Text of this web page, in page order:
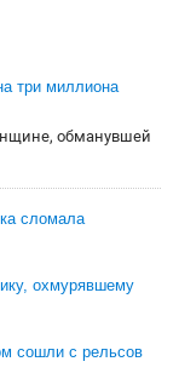
три миллиона
обманувшей
сломала
охмурявшему
сошли с рельсов